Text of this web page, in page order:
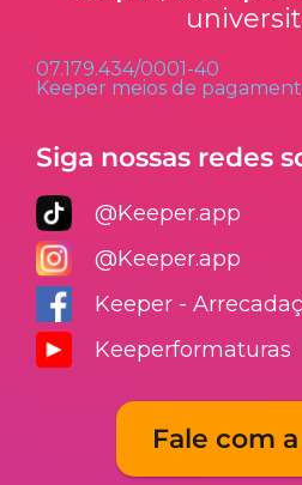
07.179.434/0001-40
Keeper meios de
Siga nossas redes
@Keeper.app
@Keeper.app
Keeper -
Keeperformaturas
Fale com